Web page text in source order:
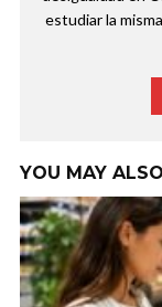
estudiar la
YOU MAY